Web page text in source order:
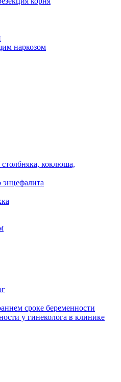
наркозом
коклюша,
сроке беременности
у гинеколога в клинике